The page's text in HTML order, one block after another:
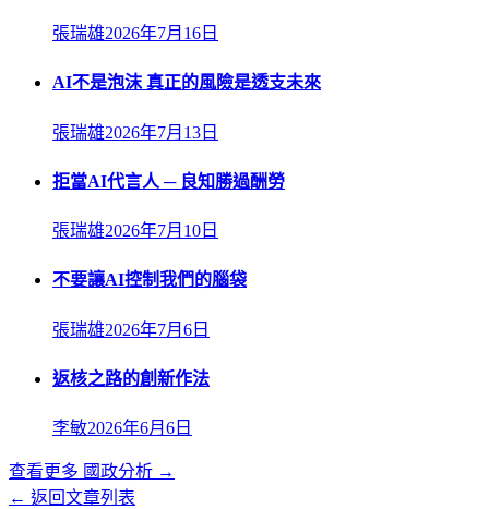
張瑞雄2026年7月16日
AI不是泡沫 真正的風險是透支未來
張瑞雄2026年7月13日
拒當AI代言人 ─ 良知勝過酬勞
張瑞雄2026年7月10日
不要讓AI控制我們的腦袋
張瑞雄2026年7月6日
返核之路的創新作法
李敏2026年6月6日
查看更多 國政分析 →
← 返回文章列表